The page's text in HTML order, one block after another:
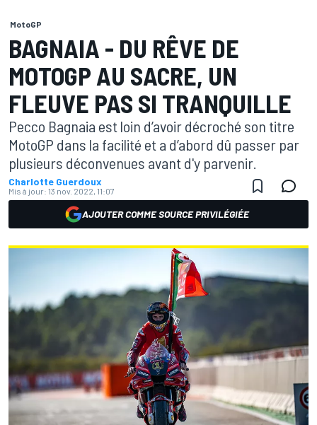
MotoGP
BAGNAIA - DU RÊVE DE
MOTOGP AU SACRE, UN
FLEUVE PAS SI TRANQUILLE
Pecco Bagnaia est loin d’avoir décroché son titre
MotoGP dans la facilité et a d’abord dû passer par
plusieurs déconvenues avant d'y parvenir.
Charlotte Guerdoux
Mis à jour: 13 nov. 2022, 11:07
AJOUTER COMME SOURCE PRIVILÉGIÉE